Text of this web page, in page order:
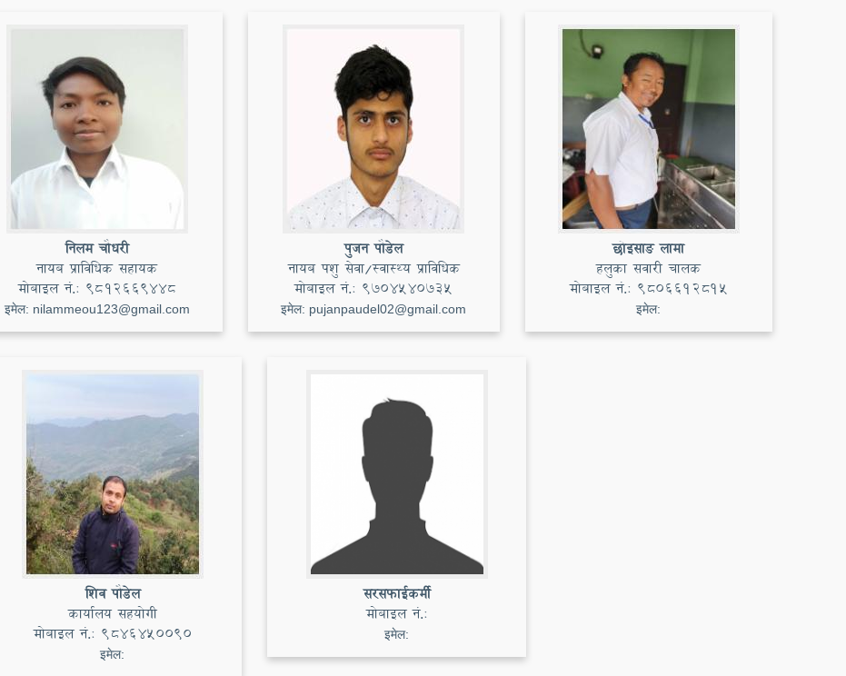
निलम चौधरी
नायब प्राविधिक सहायक
मोबाइल नं.: ९८१२६६९४४८
इमेल: nilammeou123@gmail.com
पुजन पौडेल
नायब पशु सेवा/स्वास्थ्य प्राविधिक
मोबाइल नं.: 9704540735
इमेल: pujanpaudel02@gmail.com
छोइसाङ लामा
हलुका सवारी चालक
मोबाइल नं.: 9806612815
इमेल:
शिव पौडेल
कार्यालय सहयोगी
मोबाइल नं.: 9846450090
इमेल:
सरसफाईकर्मी
मोबाइल नं.:
इमेल: